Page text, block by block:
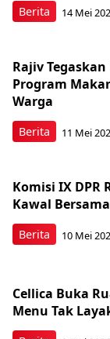
Berita 14 Mei
Berita
Rajiv
Program
Warga
11 Mei
Berita
Komisi IX DPR
Kawal
10 Mei
Cellica Buka
Menu Tak